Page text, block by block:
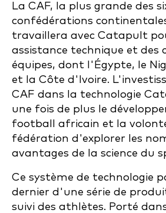
La CAF, la plus grande des
confédérations
travaillera avec Catapult
assistance technique et des
équipes, dont l'Égypte, le
et la Côte d'Ivoire.
CAF dans la technologie
une fois de plus le
football africain et la
fédération d'explorer les
avantages de la science du
Ce système de technologie
dernier d'une série de
suivi des athlètes. Porté